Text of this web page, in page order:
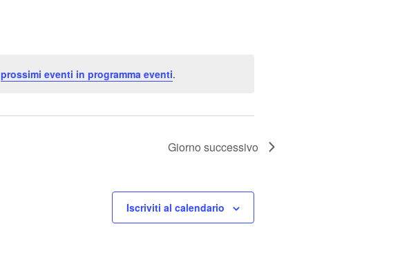
prossimi eventi in programma eventi.
Giorno successivo
Iscriviti al calendario